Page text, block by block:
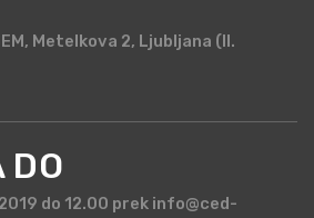
Metelkova 2, Ljubljana (II.
DO
do 12.00 prek info@ced-